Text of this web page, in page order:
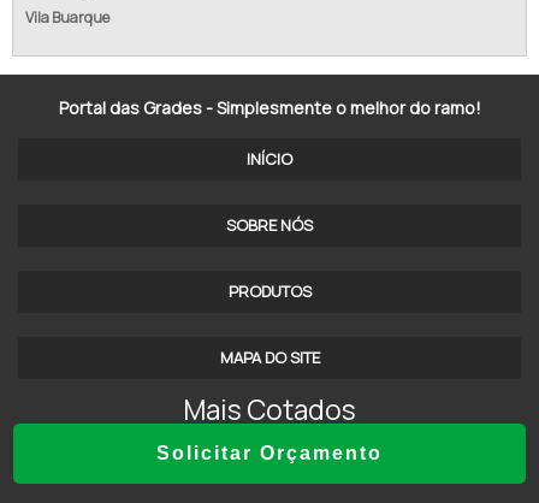
Solicitar Orçamento
ALAMBRADO EM GOIÂNIA
ALAMBRADO SOROCABA SOROCABA - SP
ALAMBRADO DE AÇO GALVANIZADO
TELA ALAMBRADO EM SP
Vila Buarque
Portal das Grades - Simplesmente o melhor do ramo!
INÍCIO
SOBRE NÓS
PRODUTOS
MAPA DO SITE
Mais Cotados
TELA PARA CERCA